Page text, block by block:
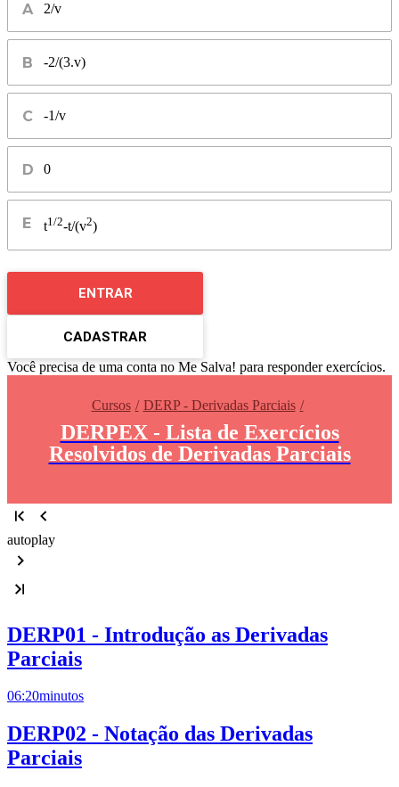
2/v
-2/(3.v)
-1/v
0
t1/2-t/(v2)
ENTRAR
CADASTRAR
Você precisa de uma conta no Me Salva! para responder exercícios.
Cursos DERP - Derivadas Parciais
DERPEX - Lista de Exercícios
Resolvidos de Derivadas Parciais
autoplay
DERP01 - Introdução as Derivadas
Parciais
06:20minutos
DERP02 - Notação das Derivadas
Parciais